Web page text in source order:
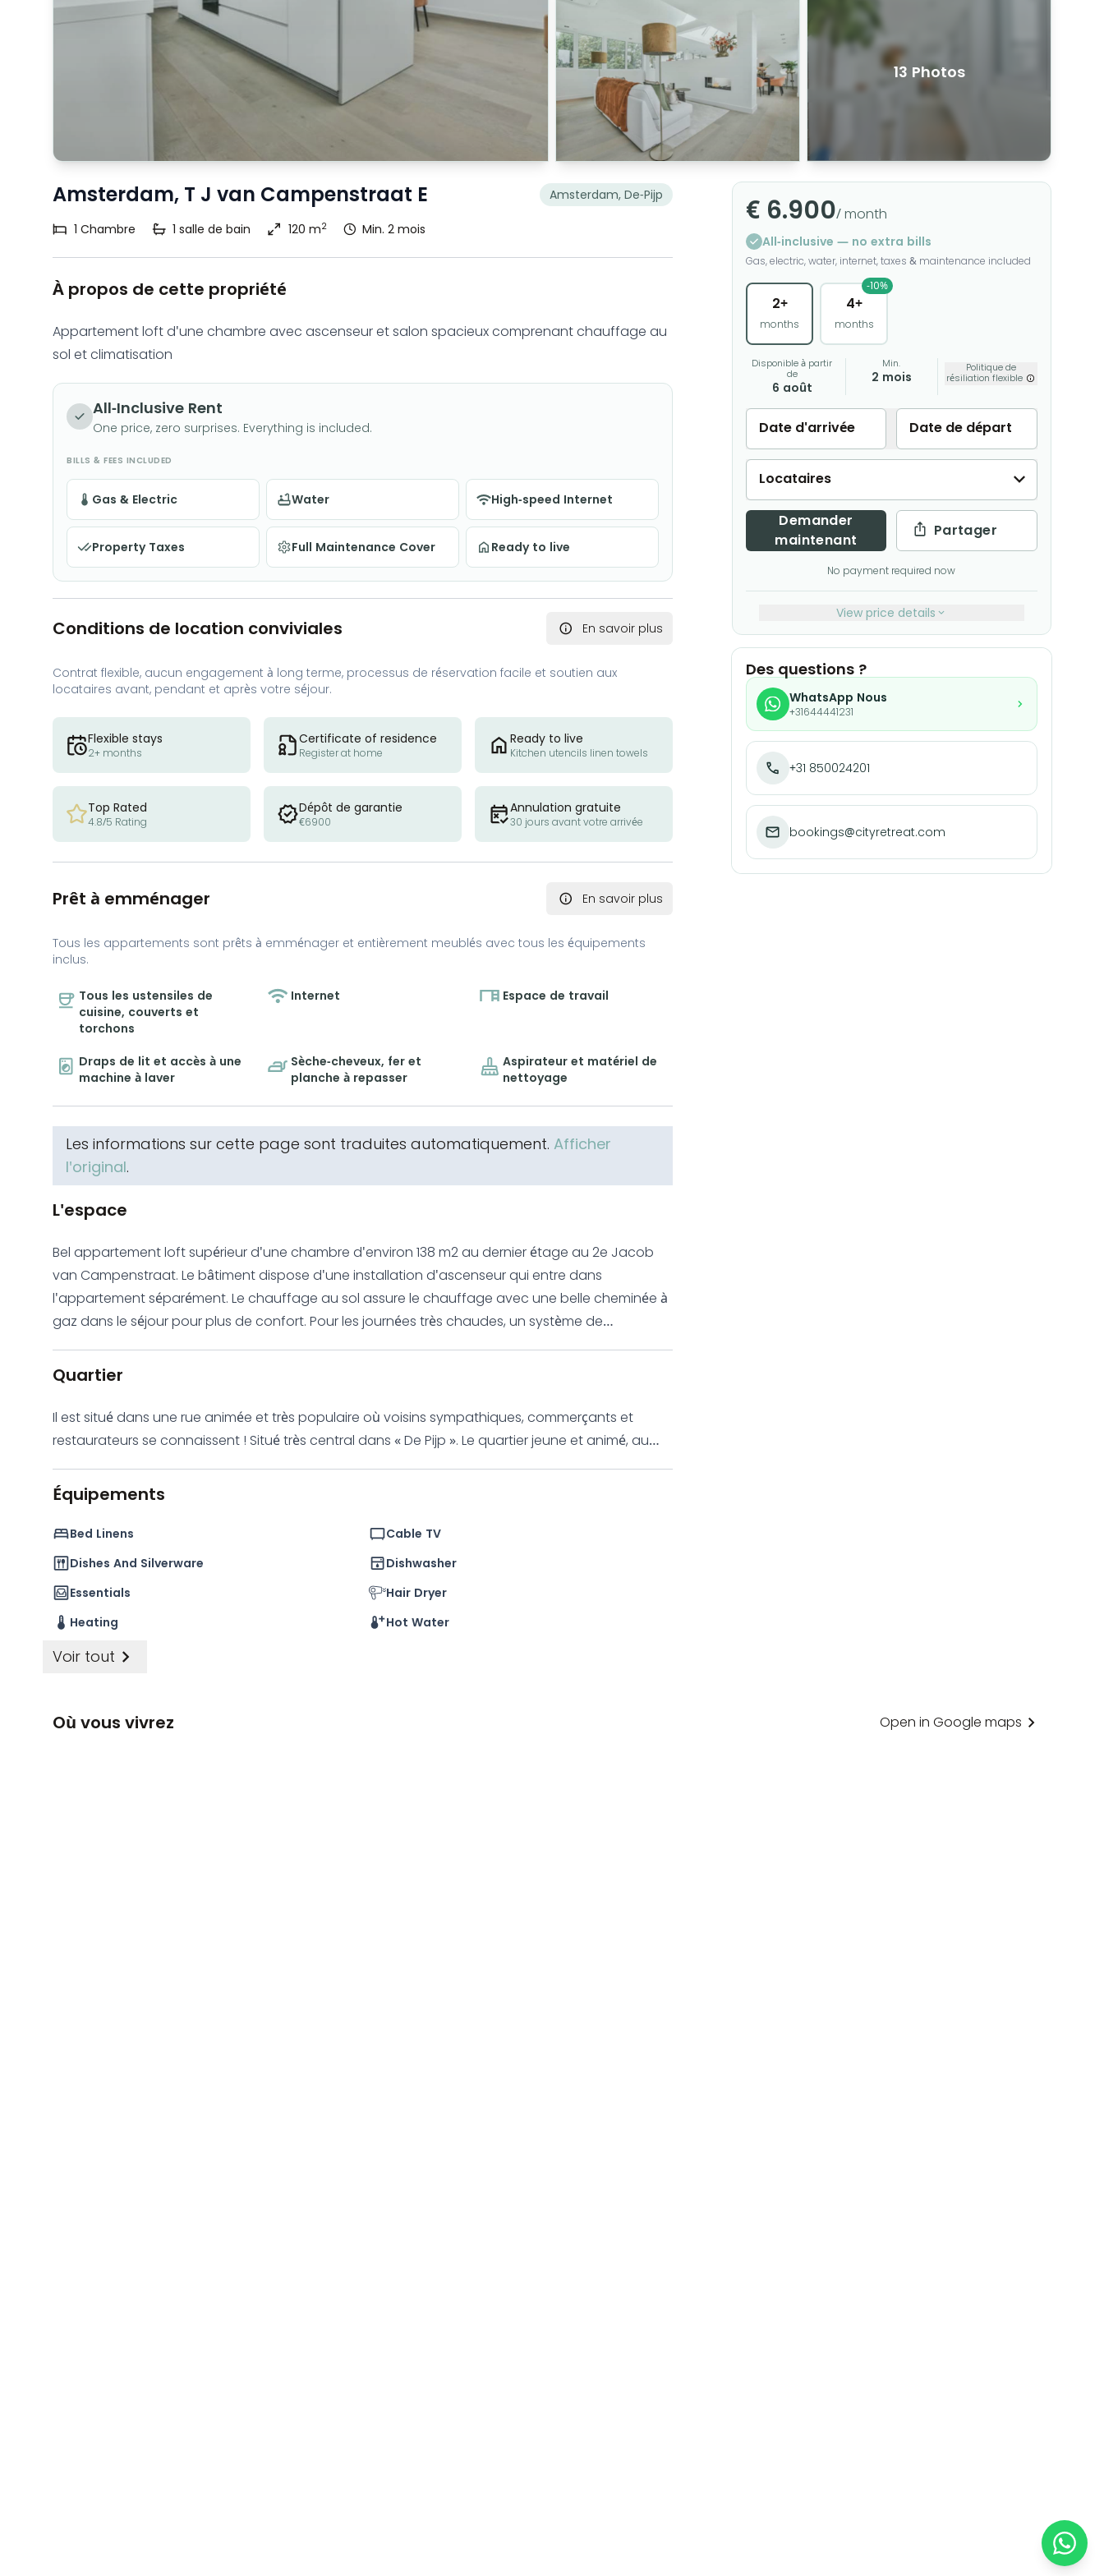
13 Photos
Amsterdam, T J van Campenstraat E Amsterdam, De-Pijp
1 Chambre 1 salle de bain 120 m2 Min. 2 mois
À propos de cette propriété
Appartement loft d'une chambre avec ascenseur et salon spacieux comprenant chauffage au
sol et climatisation
All-Inclusive Rent
One price, zero surprises. Everything is included.
BILLS & FEES INCLUDED
Gas & Electric Water High-speed Internet
Property Taxes Full Maintenance Cover Ready to live
Conditions de location conviviales En savoir plus
Contrat flexible, aucun engagement à long terme, processus de réservation facile et soutien aux
locataires avant, pendant et après votre séjour.
Flexible stays
2+ months
Certificate of residence
Register at home
Ready to live
Kitchen utencils linen towels
Top Rated
4.8/5 Rating
Dépôt de garantie
€6900
Annulation gratuite
30 jours avant votre arrivée
Prêt à emménager En savoir plus
Tous les appartements sont prêts à emménager et entièrement meublés avec tous les équipements
inclus.
Tous les ustensiles de
cuisine, couverts et
torchons
Internet Espace de travail
Draps de lit et accès à une
machine à laver
Sèche-cheveux, fer et
planche à repasser
Aspirateur et matériel de
nettoyage
Les informations sur cette page sont traduites automatiquement. Afficher
l'original.
L'espace
Bel appartement loft supérieur d'une chambre d'environ 138 m2 au dernier étage au 2e Jacob
van Campenstraat. Le bâtiment dispose d'une installation d'ascenseur qui entre dans
l'appartement séparément. Le chauffage au sol assure le chauffage avec une belle cheminée à
gaz dans le séjour pour plus de confort. Pour les journées très chaudes, un système de
entièrement équipée. Chambre de bonne taille attenante à la salle de bain avec douche à
une laveuse/sécheuse et une deuxième toilette sont présentes dans l'appartement.
Quartier
Il est situé dans une rue animée et très populaire où voisins sympathiques, commerçants et
restaurateurs se connaissent ! Situé très central dans « De Pijp ». Le quartier jeune et animé, au
restauration et de divertissement. Divers supermarchés et le marché quotidien de l'Albert
Cuypstraat se trouvent à quelques pas de l'appartement. Le centre-ville est accessible en vélo
ou en transports en commun en quelques minutes.
Équipements
Bed Linens
Cable TV
Dishes And Silverware
Dishwasher
Essentials
Hair Dryer
Heating
Hot Water
Voir tout
€ 6.900/ month
All-inclusive — no extra bills
Gas, electric, water, internet, taxes & maintenance included
2+
months
4+
months
-10%
Disponible à partir
de
6 août
Min.
2 mois
Politique de
résiliation flexible
Date d'arrivée Date de départ
Locataires
Demander
maintenant
Partager
No payment required now
View price details
Des questions ?
WhatsApp Nous
+31644441231
+31 850024201
bookings@cityretreat.com
Où vous vivrez Open in Google maps